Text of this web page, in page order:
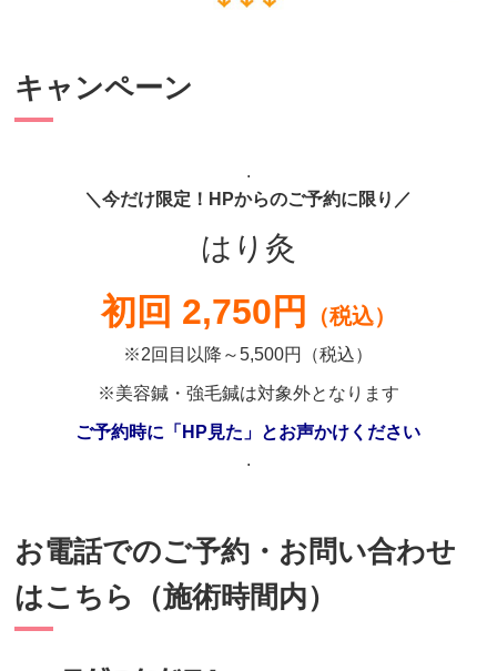
キャンペーン
.
＼今だけ限定！HPからのご予約に限り／
はり灸
初回 2,750円 （税込）
※2回目以降～5,500円（税込）
※美容鍼・強毛鍼は対象外となります
ご予約時に「HP見た」とお声かけください
.
お電話でのご予約・お問い合わせ
はこちら（施術時間内）